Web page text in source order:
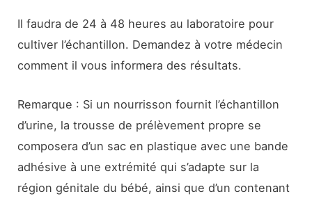
Il faudra de 24 à 48 heures au laboratoire pour
cultiver l’échantillon. Demandez à votre médecin
comment il vous informera des résultats.
Remarque : Si un nourrisson fournit l’échantillon
d’urine, la trousse de prélèvement propre se
composera d’un sac en plastique avec une bande
adhésive à une extrémité qui s’adapte sur la
région génitale du bébé, ainsi que d’un contenant